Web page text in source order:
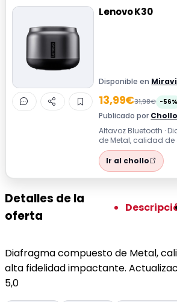
Lenovo K30
Disponible en
13,99€31,98€ -56%
Publicado por
Altavoz Bluetooth ·
de Metal, calidad
fidelidad
Blu...Ir al chollo
Detalles de la
oferta
Diafragma compuesto de Metal,
alta fidelidad impactante.
5,0